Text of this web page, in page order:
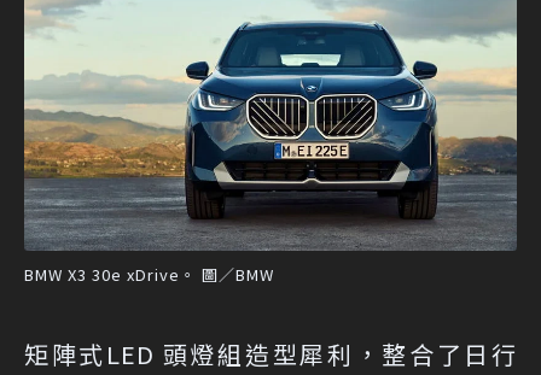
BMW X3 30e xDrive。 圖／BMW
矩陣式LED 頭燈組造型犀利，整合了日行